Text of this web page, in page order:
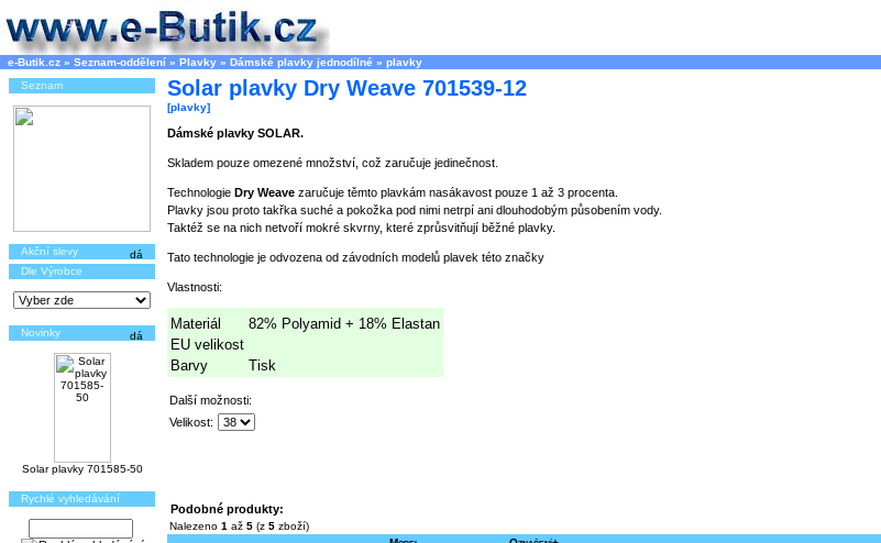
e-Butik.cz » Seznam-oddělení » Plavky » Dámské plavky jednodílné » plavky
Seznam
Akční slevy
Dle Výrobce
Novinky
Solar plavky 701585-50
Rychlé vyhledávání
Solar plavky Dry Weave 701539-12
[plavky]
Dámské plavky SOLAR.
Skladem pouze omezené množství, což zaručuje jedinečnost.
Technologie Dry Weave zaručuje těmto plavkám nasákavost pouze 1 až 3 procenta.
Plavky jsou proto takřka suché a pokožka pod nimi netrpí ani dlouhodobým působením vody.
Taktéž se na nich netvoří mokré skvrny, které zprůsvitňují běžné plavky.
Tato technologie je odvozena od závodních modelů plavek této značky
Vlastnosti:
Materiál
82% Polyamid + 18% Elastan
EU velikost
Barvy
Tisk
Další možnosti:
Velikost:
Podobné produkty:
Nalezeno 1 až 5 (z 5 zboží)